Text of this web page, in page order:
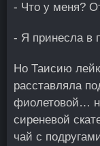
- Что у меня?
- Я принесла в
Но Таисию
расставляла
фиолетовой…
сиреневой
чай с